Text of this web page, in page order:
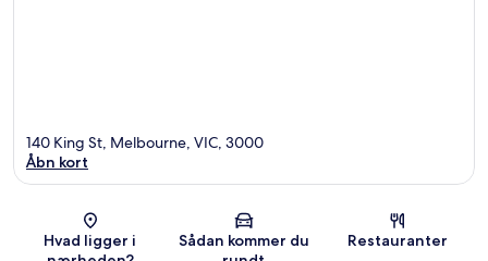
Kort
140 King St, Melbourne, VIC, 3000
Åbn kort
Hvad ligger i
Sådan kommer du
Restauranter